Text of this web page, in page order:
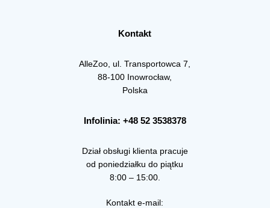
Kontakt
AlleZoo, ul. Transportowca 7,
88-100 Inowrocław,
Polska
Infolinia: +48 52 3538378
Dział obsługi klienta pracuje
od poniedziałku do piątku
8:00 – 15:00.
Kontakt e-mail: